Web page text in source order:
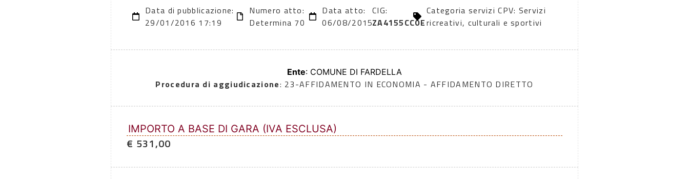
Data di pubblicazione:
29/01/2016 17:19
Numero atto:
Determina 70
Data atto:
06/08/2015
CIG:
ZA4155CC0E
Categoria servizi CPV: Servizi
ricreativi, culturali e sportivi
Ente: COMUNE DI FARDELLA
Procedura di aggiudicazione: 23-AFFIDAMENTO IN ECONOMIA - AFFIDAMENTO DIRETTO
IMPORTO A BASE DI GARA (IVA ESCLUSA)
€ 531,00